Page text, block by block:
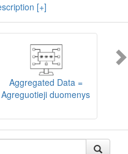
types of resources and they
to the type:Survey Data,
Historical Statistics),
News Media Studies).
in large national
as social sciences and
science and higher
governmental institutions
data into the LiDA
[+]
Aggregated Data =
Agreguotieji duomenys